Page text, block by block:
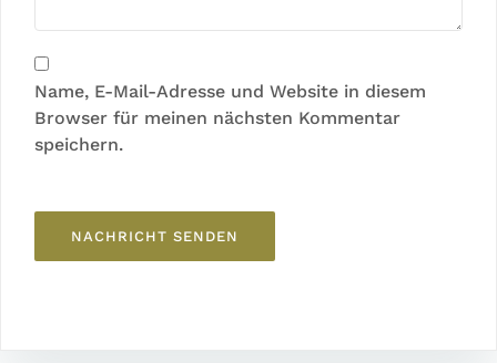
Name, E-Mail-Adresse und Website in diesem
Browser für meinen nächsten Kommentar
speichern.